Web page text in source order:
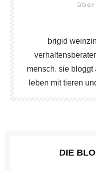
brigid
mensch. sie bloggt
leben mit tieren
DIE